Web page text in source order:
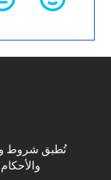
تُطبق شروط